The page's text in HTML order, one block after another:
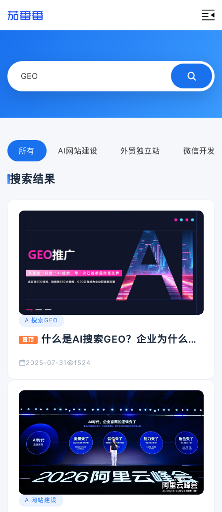
所有 AI网站建设 外贸独立站 微信开发
搜索结果
AI搜索GEO
置顶
什么是AI搜索GEO？企业为什么要
2025-07-31 1524
AI网站建设